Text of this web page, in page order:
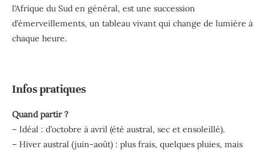
l’Afrique du Sud en général, est une succession
d’émerveillements, un tableau vivant qui change de lumière à
chaque heure.
Infos pratiques
Quand partir ?
– Idéal : d’octobre à avril (été austral, sec et ensoleillé).
– Hiver austral (juin-août) : plus frais, quelques pluies, mais